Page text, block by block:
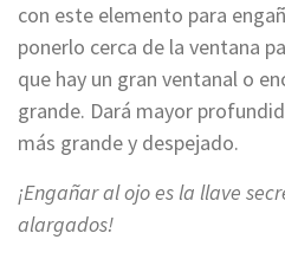
con este elemento para
ponerlo cerca de la ventana
que hay un gran ventanal o
grande. Dará mayor
más grande y despejado.
¡Engañar al ojo es la llave
alargados!